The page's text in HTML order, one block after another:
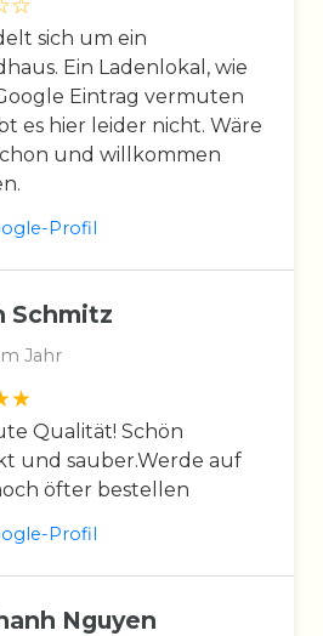
sich um ein
Ein Ladenlokal, wie
Eintrag vermuten
es hier leider nicht. Wäre
und willkommen
Profil
Schmitz
Jahr
Qualität! Schön
und sauber.Werde auf
öfter bestellen
Profil
Nguyen